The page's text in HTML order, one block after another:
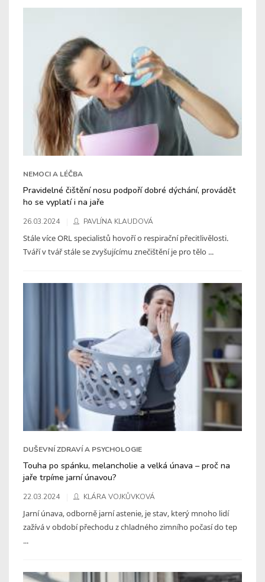
NEMOCI A LÉČBA
Pravidelné čištění nosu podpoří dobré dýchání, provádět
ho se vyplatí i na jaře
26.03.2024 PAVLÍNA KLAUDOVÁ
Stále více ORL specialistů hovoří o respirační přecitlivělosti.
Tváří v tvář stále se zvyšujícímu znečištění je pro tělo ...
DUŠEVNÍ ZDRAVÍ A PSYCHOLOGIE
Touha po spánku, melancholie a velká únava – proč na
jaře trpíme jarní únavou?
22.03.2024 KLÁRA VOJKŮVKOVÁ
Jarní únava, odborně jarní astenie, je stav, který mnoho lidí
zažívá v období přechodu z chladného zimního počasí do tep
...